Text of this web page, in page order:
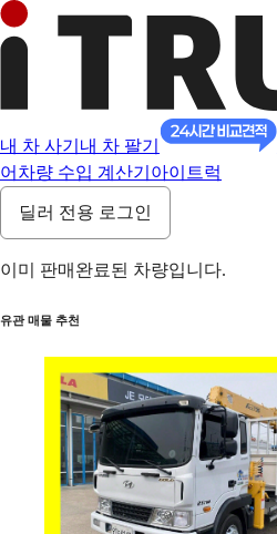
내 차 사기 내 차 팔기
어 차량 수입 계산기 아이트럭
딜러 전용 로그인
이미 판매완료된 차량입니다.
유관 매물 추천